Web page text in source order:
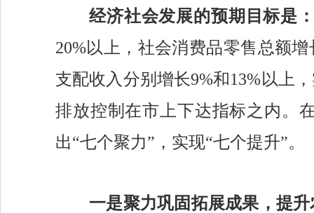
经济社会发展的预期目标是
20%以上， 社会消费品零售总额增
支配收入分别增长9%和13%以上，
排放控制在市上下达指标之内。
出“七个聚力”，实现“七个提升”。
一是聚力巩固拓展成果 ， 提升